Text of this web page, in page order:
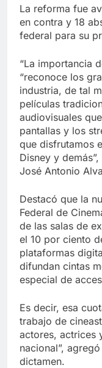
La reforma fue
en contra y 18
federal para su
“La importancia
“reconoce los
industria, de tal
películas
audiovisuales
pantallas y los
que disfrutamos
Disney y
José Antonio
Destacó que la
Federal de
de las salas de
el 10 por ciento
plataformas
difundan cintas
especial de
Es decir, esa
trabajo de
actores, actrices
nacional”,
dictamen.